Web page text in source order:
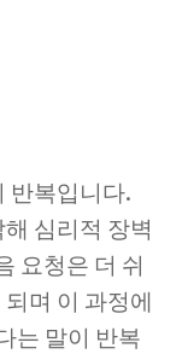
반복입니다.
심리적 장벽
요청은 더 쉬
며 이 과정에
는 말이 반복